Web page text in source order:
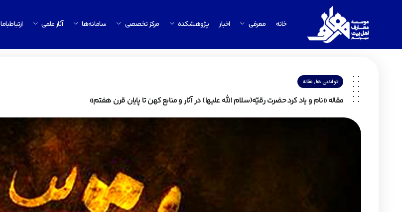
خانه معرفی اخبار پژوهشکده مرکز تخصصی سامانه‌ها آثار علمی ارتباط‌باما
خواندنی ها,مقاله
مقاله «نام و یاد کرد حضرت رقیّه(سلام الله علیها) در آثار و منابع کهن تا پایان قرن هفتم»